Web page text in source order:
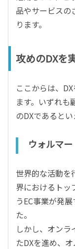
品やサービスの
ります。
攻めのDXを
ここからは、
ます。いずれも
のDXであるとい
ウォルマ
世界的な活動を
界におけるトッ
うEC事業が発
た。
しかし、オン
たDXを進め、